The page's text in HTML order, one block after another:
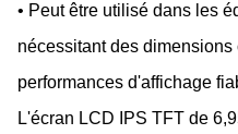
• Peut être utilisé dans les
nécessitant des dimensions
performances d'affichage
L'écran LCD IPS TFT de